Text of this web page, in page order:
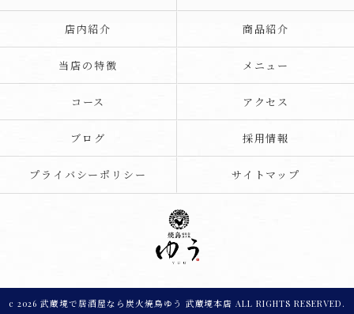
店内紹介 商品紹介
当店の特徴 メニュー
コース アクセス
ブログ 採用情報
プライバシーポリシー サイトマップ
c 2026 武蔵境で居酒屋なら炭火焼鳥ゆう 武蔵境本店 ALL RIGHTS RESERVED.